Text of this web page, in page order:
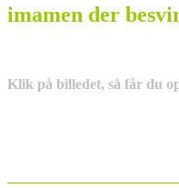
imamen der
Klik på billedet, så får du